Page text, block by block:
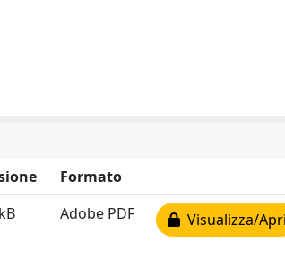
Formato
Adobe PDF Visualizza/Apri